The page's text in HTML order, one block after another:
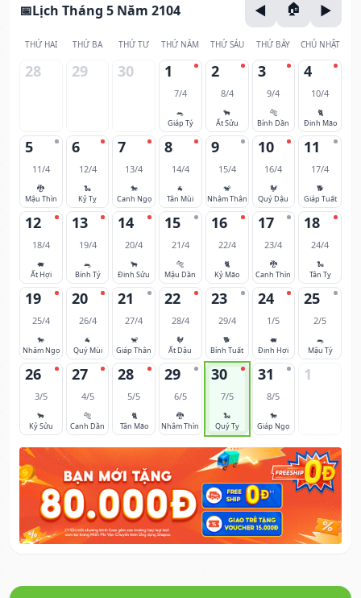
Lịch Tháng 5 Năm 2104
THỨ HAI THỨ BA THỨ TƯ THỨ NĂM THỨ SÁU THỨ BẢY CHỦ NHẬT
28 29 30 1
7/4
🐀
Giáp Tý
2
8/4
🐂
Ất Sửu
3
9/4
🐅
Bính Dần
4
10/4
🐈
Đinh Mão
5
11/4
🐉
Mậu Thìn
6
12/4
🐍
Kỷ Tỵ
7
13/4
🐎
Canh Ngọ
8
14/4
🐐
Tân Mùi
9
15/4
🐒
Nhâm Thân
10
16/4
🐓
Quý Dậu
11
17/4
🐕
Giáp Tuất
12
18/4
🐖
Ất Hợi
13
19/4
🐀
Bính Tý
14
20/4
🐂
Đinh Sửu
15
21/4
🐅
Mậu Dần
16
22/4
🐈
Kỷ Mão
17
23/4
🐉
Canh Thìn
18
24/4
🐍
Tân Tỵ
19
25/4
🐎
Nhâm Ngọ
20
26/4
🐐
Quý Mùi
21
27/4
🐒
Giáp Thân
22
28/4
🐓
Ất Dậu
23
29/4
🐕
Bính Tuất
24
1/5
🐖
Đinh Hợi
25
2/5
🐀
Mậu Tý
26
3/5
🐂
Kỷ Sửu
27
4/5
🐅
Canh Dần
28
5/5
🐈
Tân Mão
29
6/5
🐉
Nhâm Thìn
30
7/5
🐍
Quý Tỵ
31
8/5
🐎
Giáp Ngọ
1